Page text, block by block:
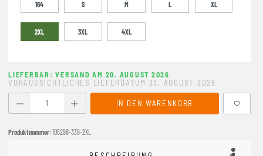
164 S M L XL
2XL 3XL 4XL
LIEFERBAR: VERSAND AM 20. AUGUST 2026
VORAUSSICHTLICHES LIEFERDATUM 23. AUGUST 2026
Produkt Anzahl: Gib den gewünschten Wert ein oder
IN DEN WARENKORB
Produktnummer:105298-339-2XL